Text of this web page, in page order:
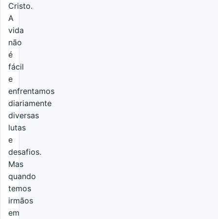
Cristo.
A
vida
não
é
fácil
e
enfrentamos
diariamente
diversas
lutas
e
desafios.
Mas
quando
temos
irmãos
em